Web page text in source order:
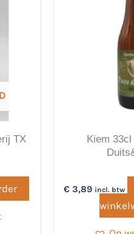
TX
Kiem
€3,89 incl. btw